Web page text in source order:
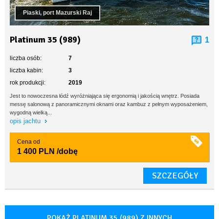
Piaski, port Mazurski Raj
Platinum 35 (989) 1
liczba osób:
7
liczba kabin:
3
rok produkcji:
2019
Jest to nowoczesna łódź wyróżniająca się ergonomią i jakością wnętrz. Posiada
messę salonową z panoramicznymi oknami oraz kambuz z pełnym wyposażeniem,
wygodną wielką...
opis jachtu
Cena od
1 400 PLN /dobę
SZCZEGÓŁY